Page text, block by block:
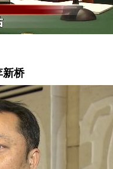
新桥